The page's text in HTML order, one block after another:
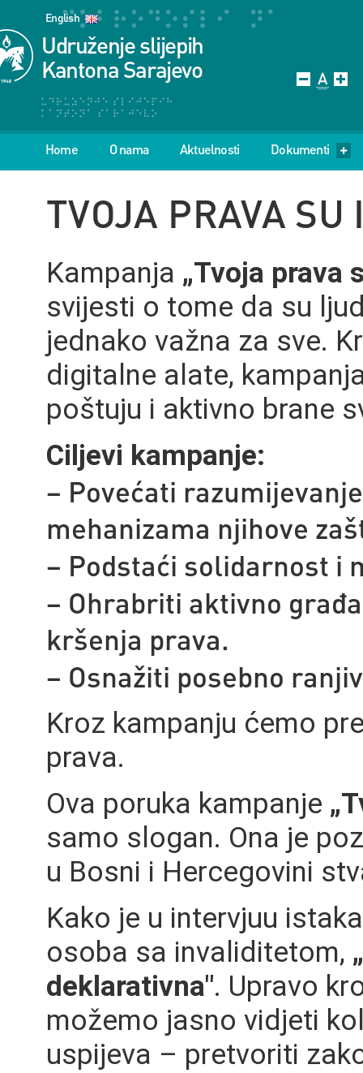
English
Udruženje slijepih
Kantona Sarajevo
Home O nama Aktuelnosti Dokumenti
TVOJA PRAVA SU
Kampanja „Tvoja prava
svijesti o tome da su
jednako važna za sve.
digitalne alate,
poštuju i aktivno brane
Ciljevi kampanje:
– Povećati
mehanizama njihove
– Podstaći solidarnost i
– Ohrabriti aktivno
kršenja prava.
– Osnažiti posebno
Kroz kampanju ćemo
prava.
Ova poruka kampanje
samo slogan. Ona je
u Bosni i Hercegovini
Kako je u intervjuu
osoba sa invaliditetom,
deklarativna". Upravo
možemo jasno vidjeti
uspijeva – pretvoriti